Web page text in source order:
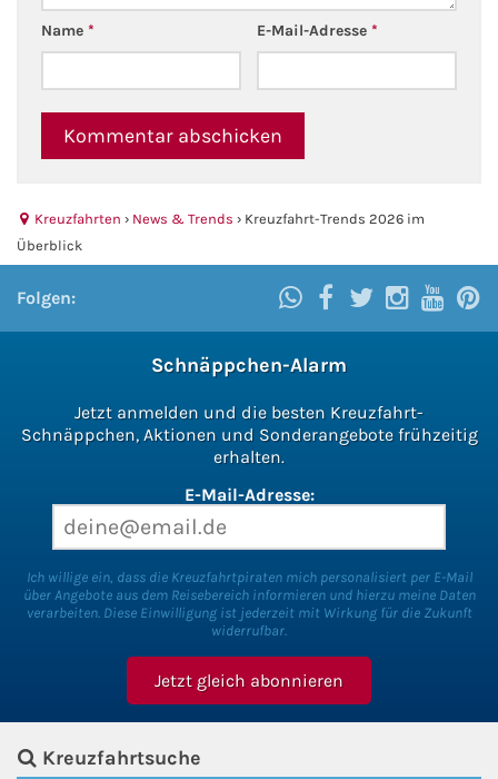
Name * E-Mail-Adresse *
Kreuzfahrten › News & Trends › Kreuzfahrt-Trends 2026 im
Überblick
Folgen:
Schnäppchen-Alarm
Jetzt anmelden und die besten Kreuzfahrt-
Schnäppchen, Aktionen und Sonderangebote frühzeitig
erhalten.
E-Mail-Adresse:
Ich willige ein, dass die Kreuzfahrtpiraten mich personalisiert per E-Mail
über Angebote aus dem Reisebereich informieren und hierzu meine Daten
verarbeiten. Diese Einwilligung ist jederzeit mit Wirkung für die Zukunft
widerrufbar.
Kreuzfahrtsuche